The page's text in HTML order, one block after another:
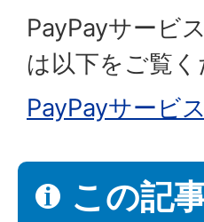
PayPayサービ
は以下をご覧く
PayPayサービ
この記